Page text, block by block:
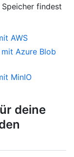
findest
AWS
Azure Blob
MinIO
deine